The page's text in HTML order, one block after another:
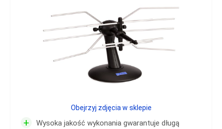
+
Wysoka jakość wykonania gwarantuje długą
Obejrzyj zdjęcia w sklepie